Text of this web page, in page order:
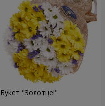
Букет "Золотце!"